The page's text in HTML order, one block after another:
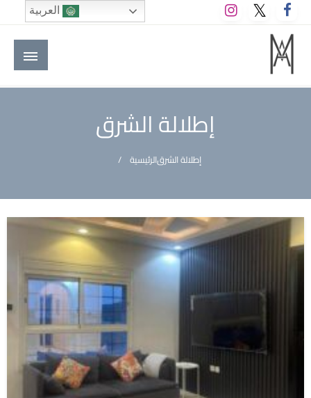
التخطي
إلى
المحتوى
M A hotels | إم ايه هوتيلز
الموقع الأول للعاملين في الفنادق في العالم العربي
إطلالة الشرق
الرئيسيةإطلالة الشرق
العربية